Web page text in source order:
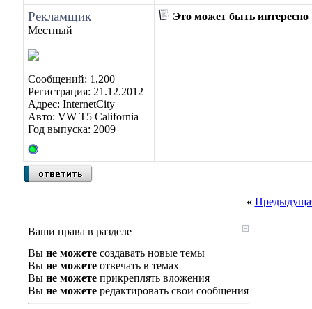
Рекламщик
Местный
Сообщений: 1,200
Регистрация: 21.12.2012
Адрес: InternetCity
Авто: VW T5 California
Год выпуска: 2009
Это может быть интересно
«
Ваши права в разделе
Вы не можете создавать новые темы
Вы не можете отвечать в темах
Вы не можете прикреплять вложения
Вы не можете редактировать свои сообщения